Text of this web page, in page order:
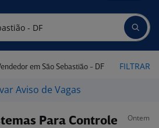
em São Sebastião - DF FILTRAR
Aviso de Vagas
Para Controle
Ontem